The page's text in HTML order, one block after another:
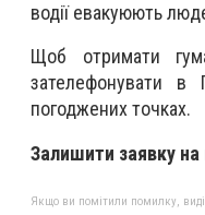
водії евакуюють
Щоб отримати
зателефонувати в
погоджених точках.
Залишити заявку на
Якщо ви помітили помилку,